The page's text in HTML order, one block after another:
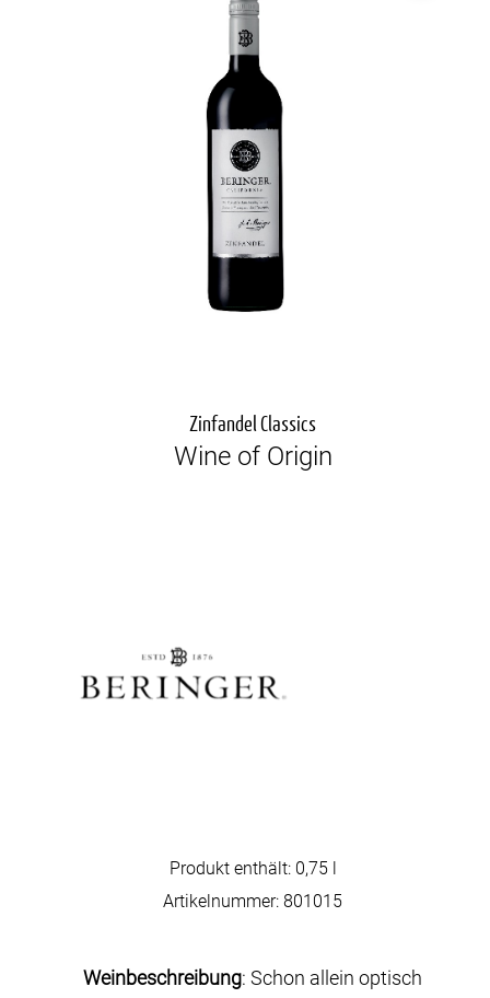
Zinfandel Classics
Wine of Origin
Produkt enthält: 0,75
Artikelnummer: 801015
Weinbeschreibung: Schon allein optisch